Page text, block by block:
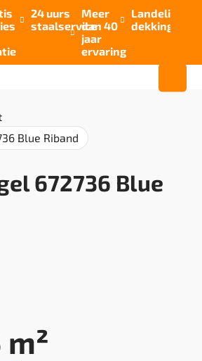

24 uurs
staalservice

Meer
dan 40
jaar
ervaring

Landelijke
dekking
Blue Riband
672736 Blue
m²